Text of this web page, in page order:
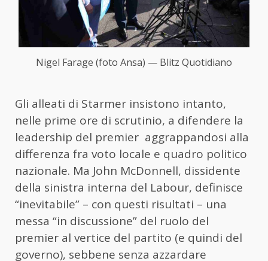
Nigel Farage (foto Ansa) — Blitz Quotidiano
Gli alleati di Starmer insistono intanto,
nelle prime ore di scrutinio, a difendere la
leadership del premier aggrappandosi alla
differenza fra voto locale e quadro politico
nazionale. Ma John McDonnell, dissidente
della sinistra interna del Labour, definisce
“inevitabile” – con questi risultati – una
messa “in discussione” del ruolo del
premier al vertice del partito (e quindi del
governo), sebbene senza azzardare